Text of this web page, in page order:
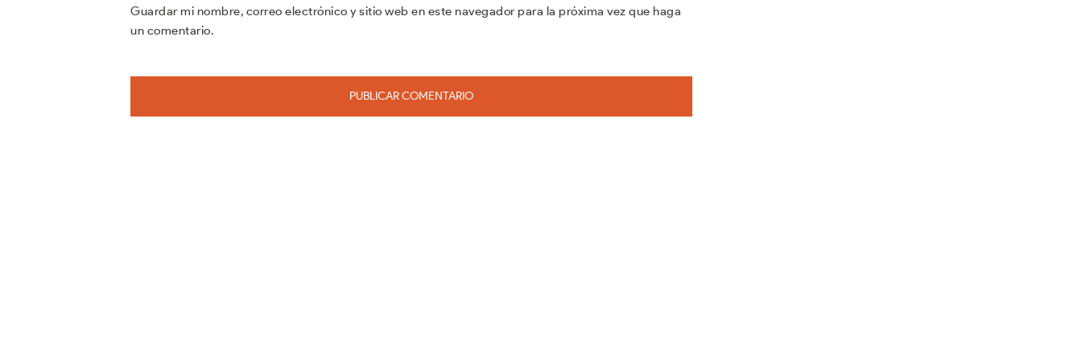
Guardar mi nombre, correo electrónico y sitio web en este navegador para la próxima vez que haga
un comentario.